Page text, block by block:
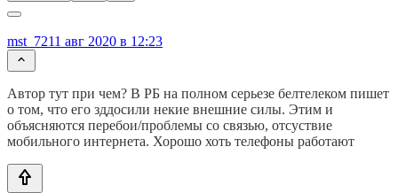
mst_7211 авг 2020 в 12:23
Автор тут при чем? В РБ на полном серьезе белтелеком пишет
о том, что его зддосили некие внешние силы. Этим и
объясняются перебои/проблемы со связью, отсуствие
мобильного интернета. Хорошо хоть телефоны работают